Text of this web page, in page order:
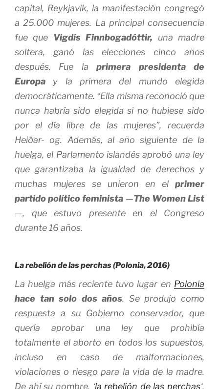
capital, Reykjavik, la manifestación congregó
a 25.000 mujeres. La principal consecuencia
fue que Vigdís Finnbogadóttir, una madre
soltera, ganó las elecciones cinco años
después. Fue laprimera presidenta de
Europa y la primera del mundo elegida
democráticamente. “Ella misma reconoció que
nunca habría sido elegida si no hubiese sido
por el día libre de las mujeres”, recuerda
Heiðar- og. Además, al año siguiente de la
huelga, el Parlamento islandés aprobó una ley
que garantizaba la igualdad de derechos y
muchas mujeres se unieron en el primer
partido político feminista —The Women List
—, que estuvo presente en el Congreso
durante 16 años.
La rebelión de las perchas (Polonia, 2016)
La huelga más reciente tuvo lugar en Polonia
hace tan solo dos años. Se produjo como
respuesta a su Gobierno conservador, que
quería aprobar una ley que prohibía
totalmente el aborto en todos los supuestos,
incluso en caso de malformaciones,
violaciones o riesgo para la vida de la madre.
De ahí su nombre, ‘la rebelión de las perchas‘,